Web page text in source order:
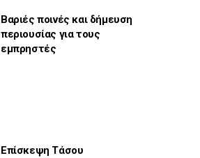
Βαριές ποινές και δήμευση
περιουσίας για τους
εμπρηστές
Επίσκεψη Τάσου